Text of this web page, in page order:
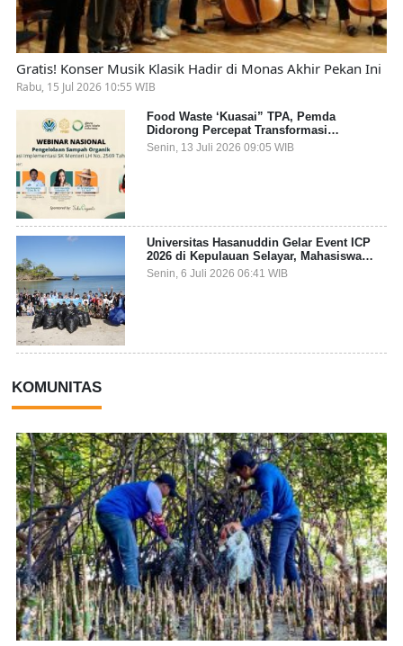
Gratis! Konser Musik Klasik Hadir di Monas Akhir Pekan Ini
Rabu, 15 Jul 2026 10:55 WIB
Food Waste ‘Kuasai” TPA, Pemda
Didorong Percepat Transformasi
Pengelolaan Sampah Organik dari Sumber
Senin, 13 Juli 2026 09:05 WIB
Universitas Hasanuddin Gelar Event ICP
2026 di Kepulauan Selayar, Mahasiswa
dari 27 Negara Jadi Partisipan
Senin, 6 Juli 2026 06:41 WIB
KOMUNITAS